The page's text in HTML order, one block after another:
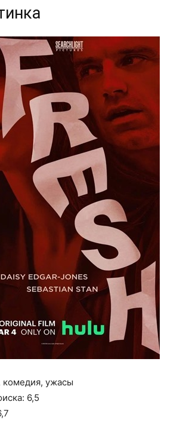
комедия, ужасы
6,5